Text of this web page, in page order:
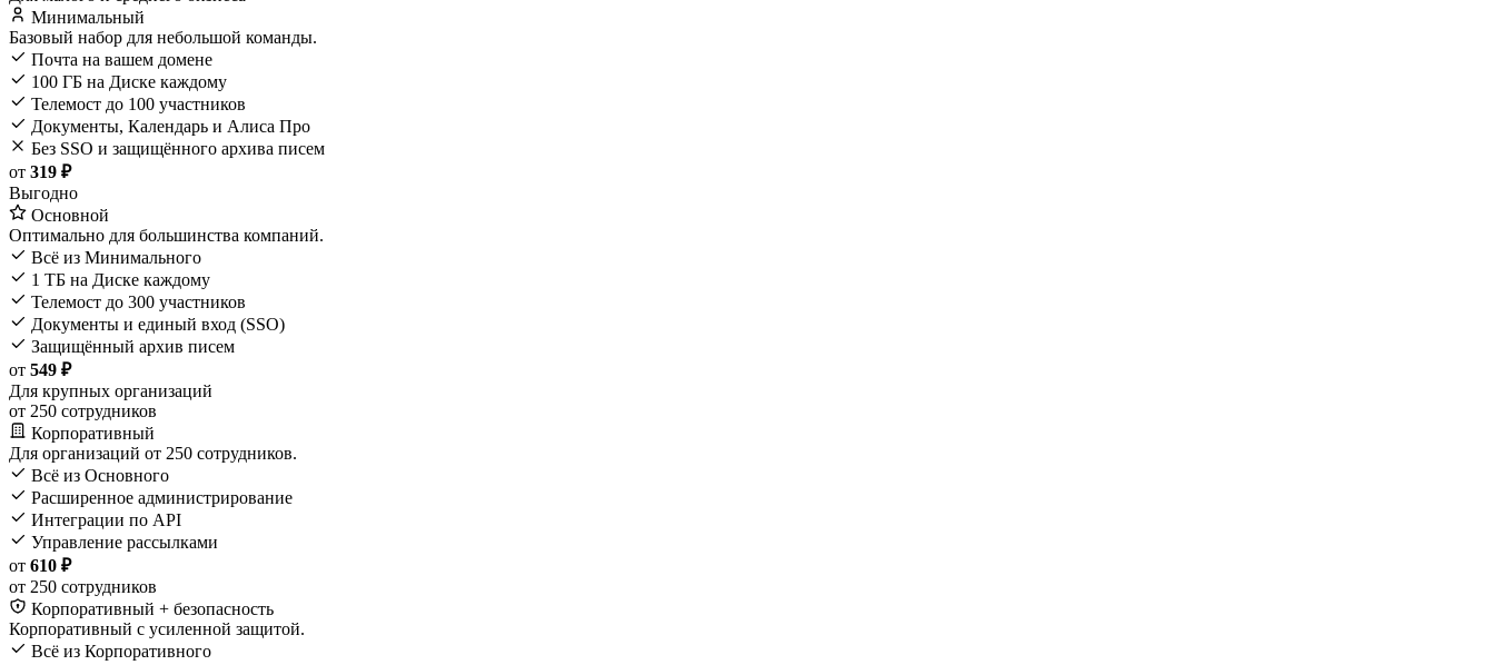
Минимальный
Базовый набор для небольшой команды.
Почта на вашем домене
100 ГБ на Диске каждому
Телемост до 100 участников
Документы, Календарь и Алиса Про
Без SSO и защищённого архива писем
от 319 ₽
Выгодно
Основной
Оптимально для большинства компаний.
Всё из Минимального
1 ТБ на Диске каждому
Телемост до 300 участников
Документы и единый вход (SSO)
Защищённый архив писем
от 549 ₽
Для крупных организаций
от 250 сотрудников
Корпоративный
Для организаций от 250 сотрудников.
Всё из Основного
Расширенное администрирование
Интеграции по API
Управление рассылками
от 610 ₽
от 250 сотрудников
Корпоративный + безопасность
Корпоративный с усиленной защитой.
Всё из Корпоративного